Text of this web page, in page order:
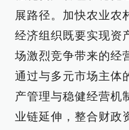
展路径。加快农业农
经济组织既要实现资
场激烈竞争带来的经
通过与多元市场主体
产管理与稳健经营机
业链延伸，整合财政